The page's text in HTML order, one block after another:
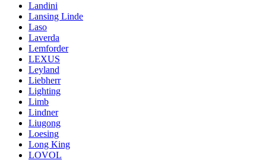
Landini
Lansing Linde
Laso
Laverda
Lemforder
LEXUS
Leyland
Liebherr
Lighting
Limb
Lindner
Liugong
Loesing
Long King
LOVOL